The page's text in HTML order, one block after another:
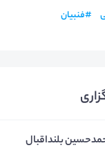
#فنبیان
بلنداقبال